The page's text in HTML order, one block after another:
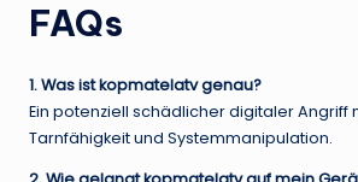
FAQs
1. Was ist kopmatelatv genau?
Ein potenziell schädlicher digitaler Angriff
Tarnfähigkeit und Systemmanipulation.